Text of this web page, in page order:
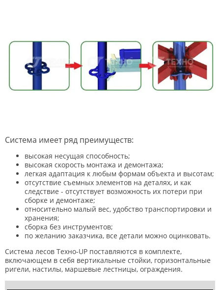
Система имеет ряд преимуществ:
высокая несущая способность;
высокая скорость монтажа и демонтажа;
легкая адаптация к любым формам объекта и высотам;
отсутствие съемных элементов на деталях, и как
следствие - отсутствует возможность их потери при
сборке и демонтаже;
относительно малый вес, удобство транспортировки и
хранения;
сборка без инструментов;
по желанию заказчика, все детали можно оцинковать.
Система лесов Техно-UP поставляются в комплекте,
включающем в себя вертикальные стойки, горизонтальные
ригели, настилы, маршевые лестницы, ограждения.